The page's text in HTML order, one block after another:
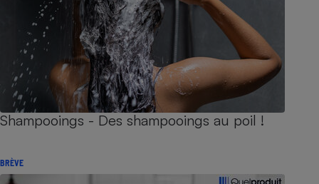
Shampooings - Des shampooings au poil !
BRÈVE